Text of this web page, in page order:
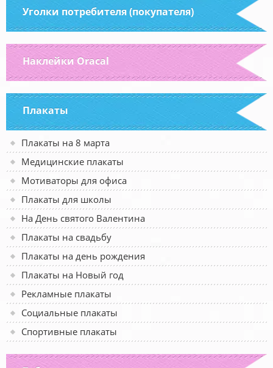
Уголки потребителя (покупателя)
Наклейки Oracal
Плакаты
Плакаты на 8 марта
Медицинские плакаты
Мотиваторы для офиса
Плакаты для школы
На День святого Валентина
Плакаты на свадьбу
Плакаты на день рождения
Плакаты на Новый год
Рекламные плакаты
Социальные плакаты
Спортивные плакаты